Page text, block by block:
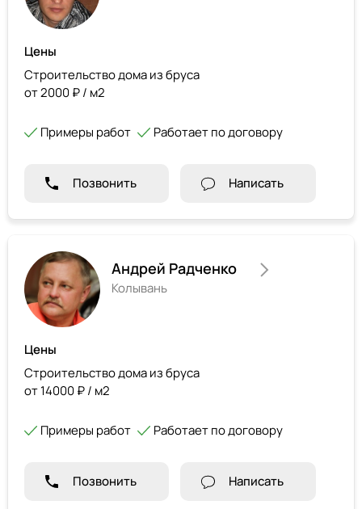
Цены
Строительство дома из бруса
от 2000 ₽ / м2
Примеры работ Работает по договору
Позвонить Написать
Андрей Радченко
Колывань
Цены
Строительство дома из бруса
от 14000 ₽ / м2
Примеры работ Работает по договору
Позвонить Написать